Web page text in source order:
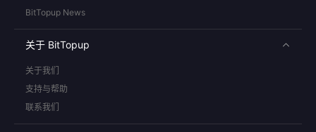
BitTopup News
关于 BitTopup
关于我们
支持与帮助
联系我们